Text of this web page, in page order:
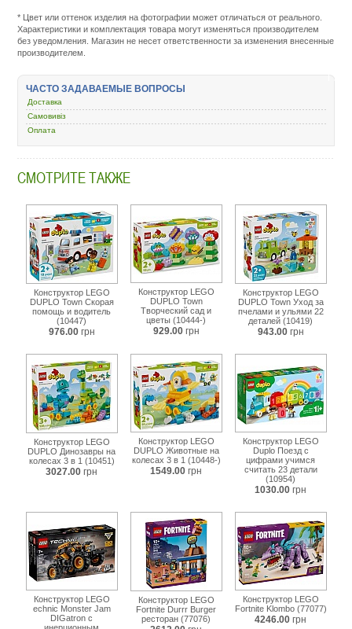
service.com.uacatalog/6507-
igrushki-
konstruktory/6508-
lego-
duplo-
* Цвет или оттенок изделия на фотографии может отличаться от реального.
Характеристики и комплектация товара могут изменяться производителем
без уведомления. Магазин не несет ответственности за изменения внесенные
производителем.
ЧАСТО ЗАДАВАЕМЫЕ ВОПРОСЫ
Доставка
Самовивіз
Оплата
СМОТРИТЕ ТАКЖЕ
Конструктор LEGO
DUPLO Town Скорая
помощь и водитель
(10447)
976.00 грн
Конструктор LEGO
DUPLO Town
Творческий сад и
цветы (10444-)
929.00 грн
Конструктор LEGO
DUPLO Town Уход за
пчелами и ульями 22
деталей (10419)
943.00 грн
Конструктор LEGO
DUPLO Динозавры на
колесах 3 в 1 (10451)
3027.00 грн
Конструктор LEGO
DUPLO Животные на
колесах 3 в 1 (10448-)
1549.00 грн
Конструктор LEGO
Duplo Поезд с
цифрами учимся
считать 23 детали
(10954)
1030.00 грн
Конструктор LEGO
echnic Monster Jam
DIGatron с
Конструктор LEGO
Fortnite Durrr Burger
ресторан (77076)
Конструктор LEGO
Fortnite Klombo (77077)
4246.00 грн